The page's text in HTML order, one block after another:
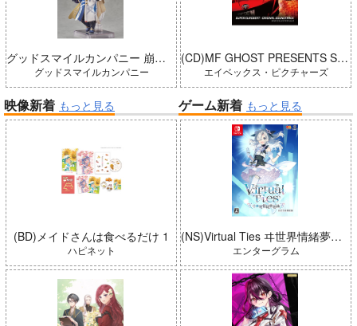
グッドスマイルカンパニー 崩壊：スターレイル ねんどろいどどーる サンデー 完成品
グッドスマイルカンパニー
(CD)MF GHOST PRESENTS SUPER EUROBEAT × ORIGINAL SOUNDTRACK NEW COLLECTION Vol.3
エイベックス・ピクチャーズ
映像新着 もっと見る
(BD)メイドさんは食べるだけ 1
ハピネット
ゲーム新着 もっと見る
(NS)Virtual Ties ヰ世界情緒夢想曲 完全生産限定版
エンターグラム